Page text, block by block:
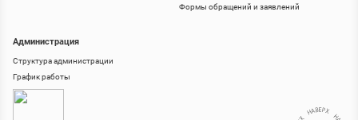
Формы обращений и заявлений
Администрация
Структура администрации
График работы